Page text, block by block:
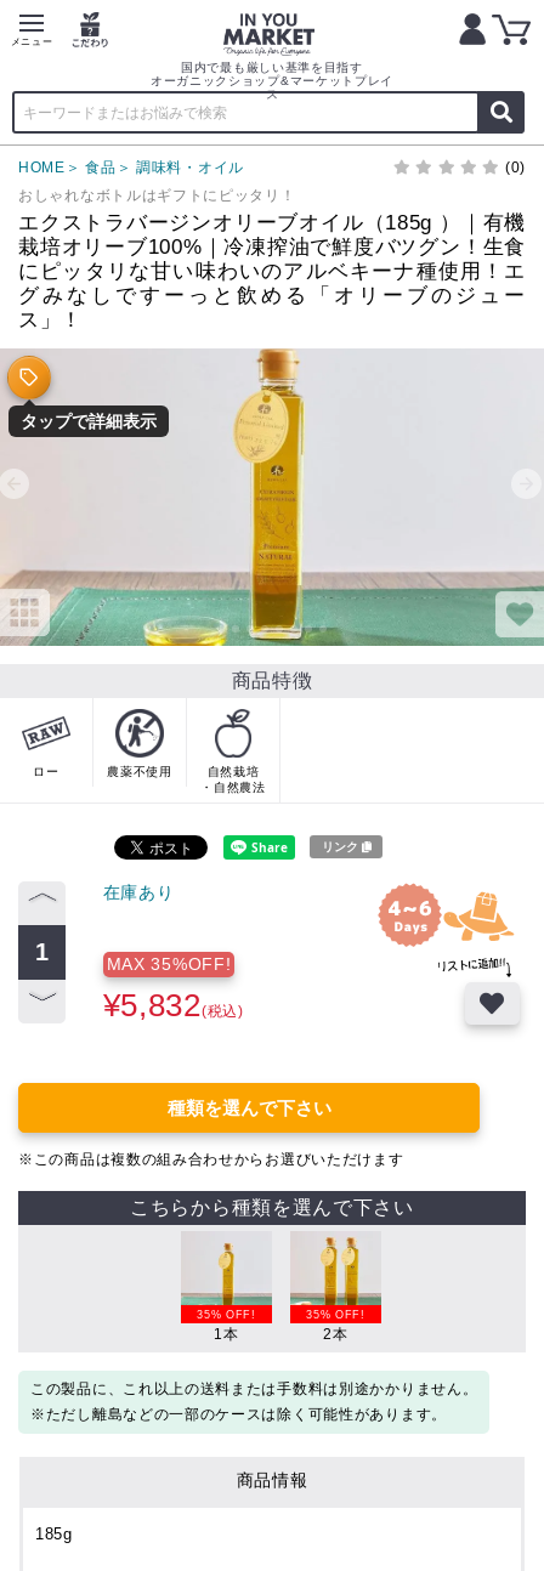
国内で最も厳しい基準を目指す
オーガニックショップ&マーケットプレイ
ス
HOME 食品 調味料・オイル
(0)
おしゃれなボトルはギフトにピッタリ！
エクストラバージンオリーブオイル（185g ）｜有機
栽培オリーブ100%｜冷凍搾油で鮮度バツグン！生食
にピッタリな甘い味わいのアルベキーナ種使用！エ
グみなしですーっと飲める「オリーブのジュー
ス」！
タップで詳細表示
商品特徴
ロー 農薬不使用
自然栽培
・自然農法
リンク
在庫あり
MAX 35%OFF!
¥5,832(税込)
種類を選んで下さい
※この商品は複数の組み合わせからお選びいただけます
こちらから種類を選んで下さい
35% OFF!
1本
35% OFF!
2本
この製品に、これ以上の送料または手数料は別途かかりません。
※ただし離島などの一部のケースは除く可能性があります。
商品情報
185g